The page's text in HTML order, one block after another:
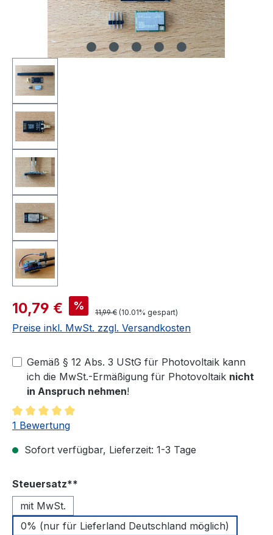
Verkaufspreis:
10,79 € % Regulärer Preis:
11,99 € (10.01% gespart)
Preise inkl. MwSt. zzgl. Versandkosten
Gemäß § 12 Abs. 3 UStG für Photovoltaik kann
ich die MwSt.-Ermäßigung für Photovoltaik nicht
in Anspruch nehmen!
Durchschnittliche Bewertung von 5 von 5 Sternen
1 Bewertung
Sofort verfügbar, Lieferzeit: 1-3 Tage
Steuersatz**
mit MwSt.
0% (nur für Lieferland Deutschland möglich)